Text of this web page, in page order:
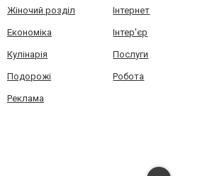
Жіночий розділ Інтернет
Економіка Інтер'єр
Кулінарія Послуги
Подорожі Робота
Реклама